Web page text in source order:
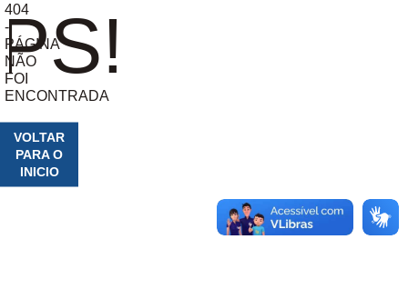
404
-
PÁGINA
NÃO
FOI
ENCONTRADA
VOLTAR
PARA O
INICIO